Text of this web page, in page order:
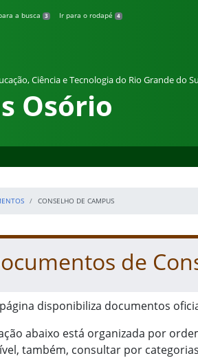
a busca 3 Ir para o rodapé 4
Ciência e Tecnologia do Rio Grande do
Osório
CONSELHO DE CAMPUS
do conteúdo
de
disponibiliza documentos
abaixo está organizada por
também, consultar por